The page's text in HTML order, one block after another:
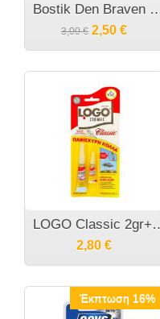
Bostik Den Braven Ξυλόστοκος
3,00 € 2,50 €
LOGO Classic
2,80 €
Έκπτωση 16%